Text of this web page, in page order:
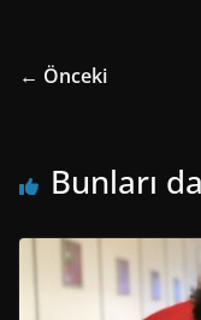
← Önceki
Bunları